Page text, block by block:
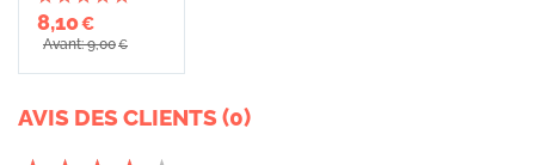
8,10€
Avant: 9,00€
AVIS DES CLIENTS (0)